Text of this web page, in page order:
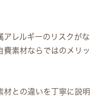
アレルギーのリスクがな
費素材ならではのメリッ
材との違いを丁寧に説明